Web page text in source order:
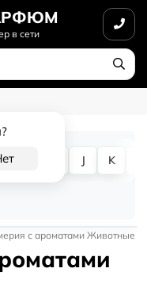
в сети
?
J K
с ароматами Животные